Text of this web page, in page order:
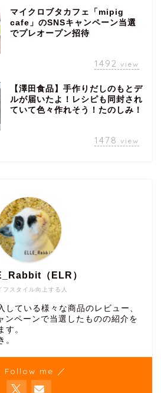
マイクロブタカフェ「mipig
cafe」のSNSキャンペーン当選
でプレオープン招待
1492 view
【澤田食品】手作りだしのもとデ
ルが届いたよ！レシピも同封され
ていて色々作れそう！たのしみ！
1478 view
フスタイル向上する人
（ELR）
している様々な商品のレビュー、
ンペーンで当選したものの紹介を
す。
。
Follow me ／